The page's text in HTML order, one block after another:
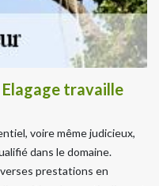
Elagage travaille
voire même judicieux,
dans le domaine.
prestations en